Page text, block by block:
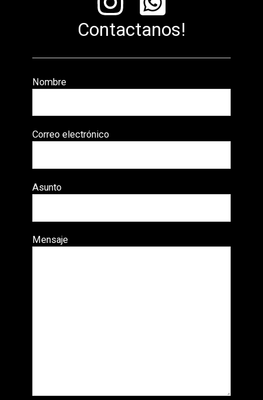
Contactanos!
Nombre
Correo electrónico
Asunto
Mensaje